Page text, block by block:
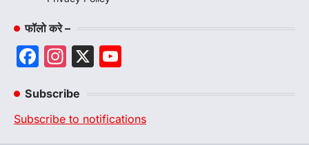
फॉलो करे –
Facebook
Instagram
X
Subscribe
Subscribe to notifications